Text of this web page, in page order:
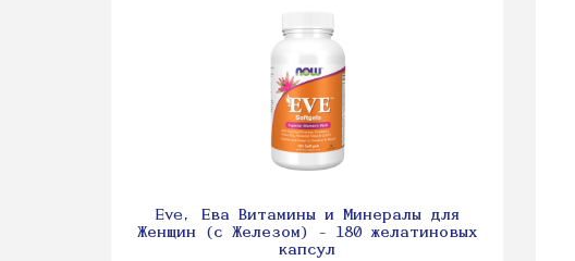
Eve, Ева Витамины и Минералы для
Женщин (с Железом) - 180 желатиновых
капсул